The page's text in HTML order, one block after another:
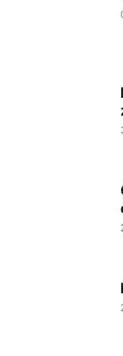
nema